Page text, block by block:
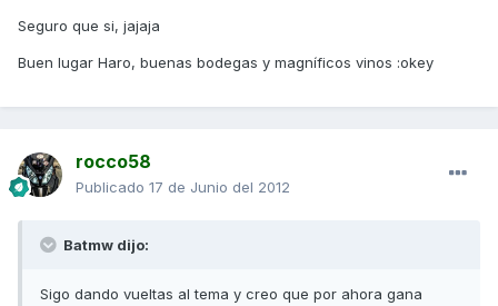
Seguro que si, jajaja
Buen lugar Haro, buenas bodegas y magníficos vinos :okey
rocco58
Publicado 17 de Junio del 2012
Batmw dijo:
Sigo dando vueltas al tema y creo que por ahora gana